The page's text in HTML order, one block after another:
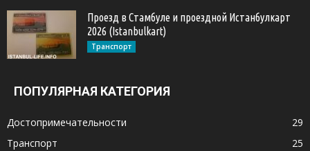
Проезд в Стамбуле и проездной Истанбулкарт
2026 (Istanbulkart)
Транспорт
ПОПУЛЯРНАЯ КАТЕГОРИЯ
Достопримечательности
29
Транспорт
25